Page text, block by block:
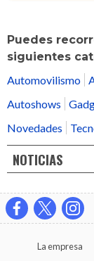
Puedes
siguientes
Automovilismo
Autoshows
Novedades
NOTICIAS
La empresa